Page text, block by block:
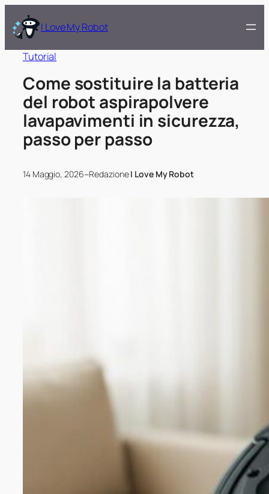
I Love My Robot
Tutorial
Come sostituire la batteria
del robot aspirapolvere
lavapavimenti in sicurezza,
passo per passo
14 Maggio, 2026–RedazioneI Love My Robot